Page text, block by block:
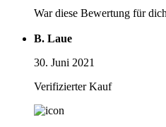
War diese Bewertung für
B. Laue
30. Juni 2021
Verifizierter Kauf